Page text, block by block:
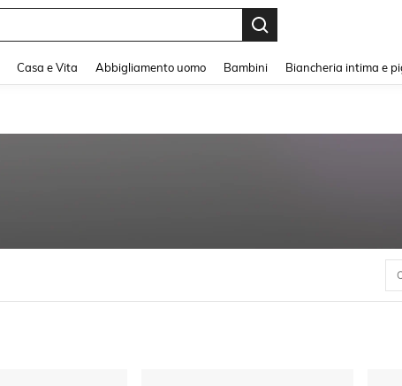
Casa e Vita Abbigliamento uomo Bambini Biancheria intima e